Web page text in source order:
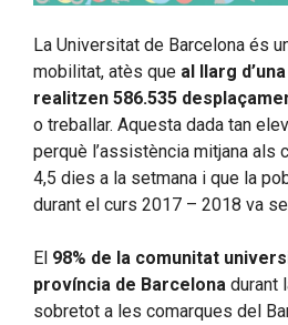
La Universitat de Barcelona és
mobilitat, atès que al llarg
realitzen 586.535
o treballar. Aquesta dada tan
perquè l’assistència mitjana als
4,5 dies a la setmana i que la
durant el curs 2017 – 2018 va
El 98% de la comunitat
província de Barcelona durant
sobretot a les comarques del